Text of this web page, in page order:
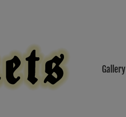
Gallery